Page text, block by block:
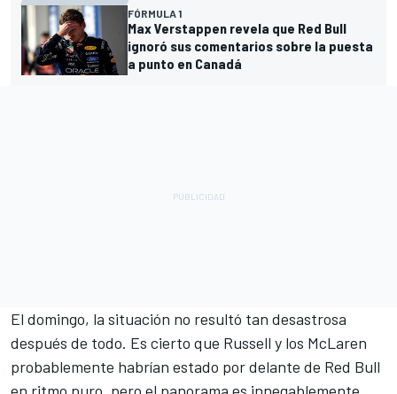
FÓRMULA 1
Max Verstappen revela que Red Bull
ignoró sus comentarios sobre la puesta
a punto en Canadá
El domingo, la situación no resultó tan desastrosa
después de todo. Es cierto que Russell y los McLaren
probablemente habrían estado por delante de Red Bull